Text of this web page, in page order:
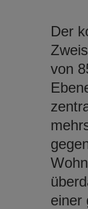
Der
von
einer